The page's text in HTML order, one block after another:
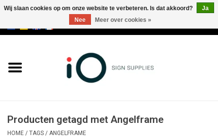
Merken
Producten getagd met Angelframe
HOME / TAGS / ANGELFRAME
Wij slaan cookies op om onze website te verbeteren. Is dat akkoord?
Ja
Nee
Meer over cookies »